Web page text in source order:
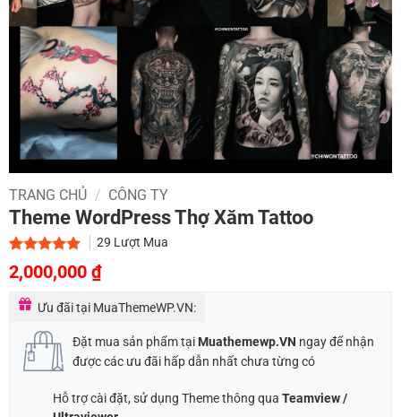
TRANG CHỦ / CÔNG TY
Theme WordPress Thợ Xăm Tattoo
5.00trên 5
dựa trên
1
29 Lượt Mua
Giá
gốc
là:
2,500,000 ₫.
2,000,000 ₫Giá
tại
là:
2,000,000 ₫.
Ưu đãi tại MuaThemeWP.VN:
Đặt mua sản phẩm tại Muathemewp.VN ngay để nhận
được các ưu đãi hấp dẫn nhất chưa từng có
Hỗ trợ cài đặt, sử dụng Theme thông qua Teamview /